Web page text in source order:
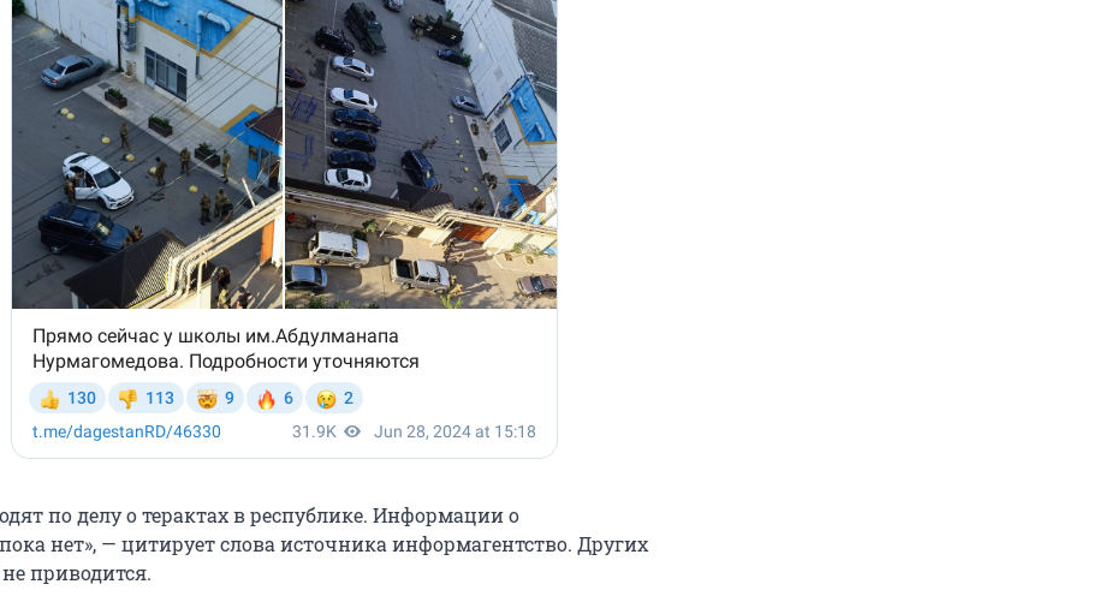
по делу о терактах в республике. Информации о
нет», — цитирует слова источника информагентство. Других
приводится.